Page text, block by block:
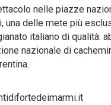
nelle piazze
una delle mete più
italiano di qualità:
nazionale di